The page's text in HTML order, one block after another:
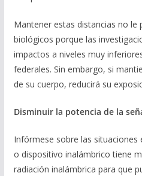
Mantener estas distancias no
biológicos porque las
impactos a niveles muy
federales. Sin embargo, si
de su cuerpo, reducirá su
Disminuir la potencia de la señ
Infórmese sobre las
o dispositivo inalámbrico tiene
radiación inalámbrica para que